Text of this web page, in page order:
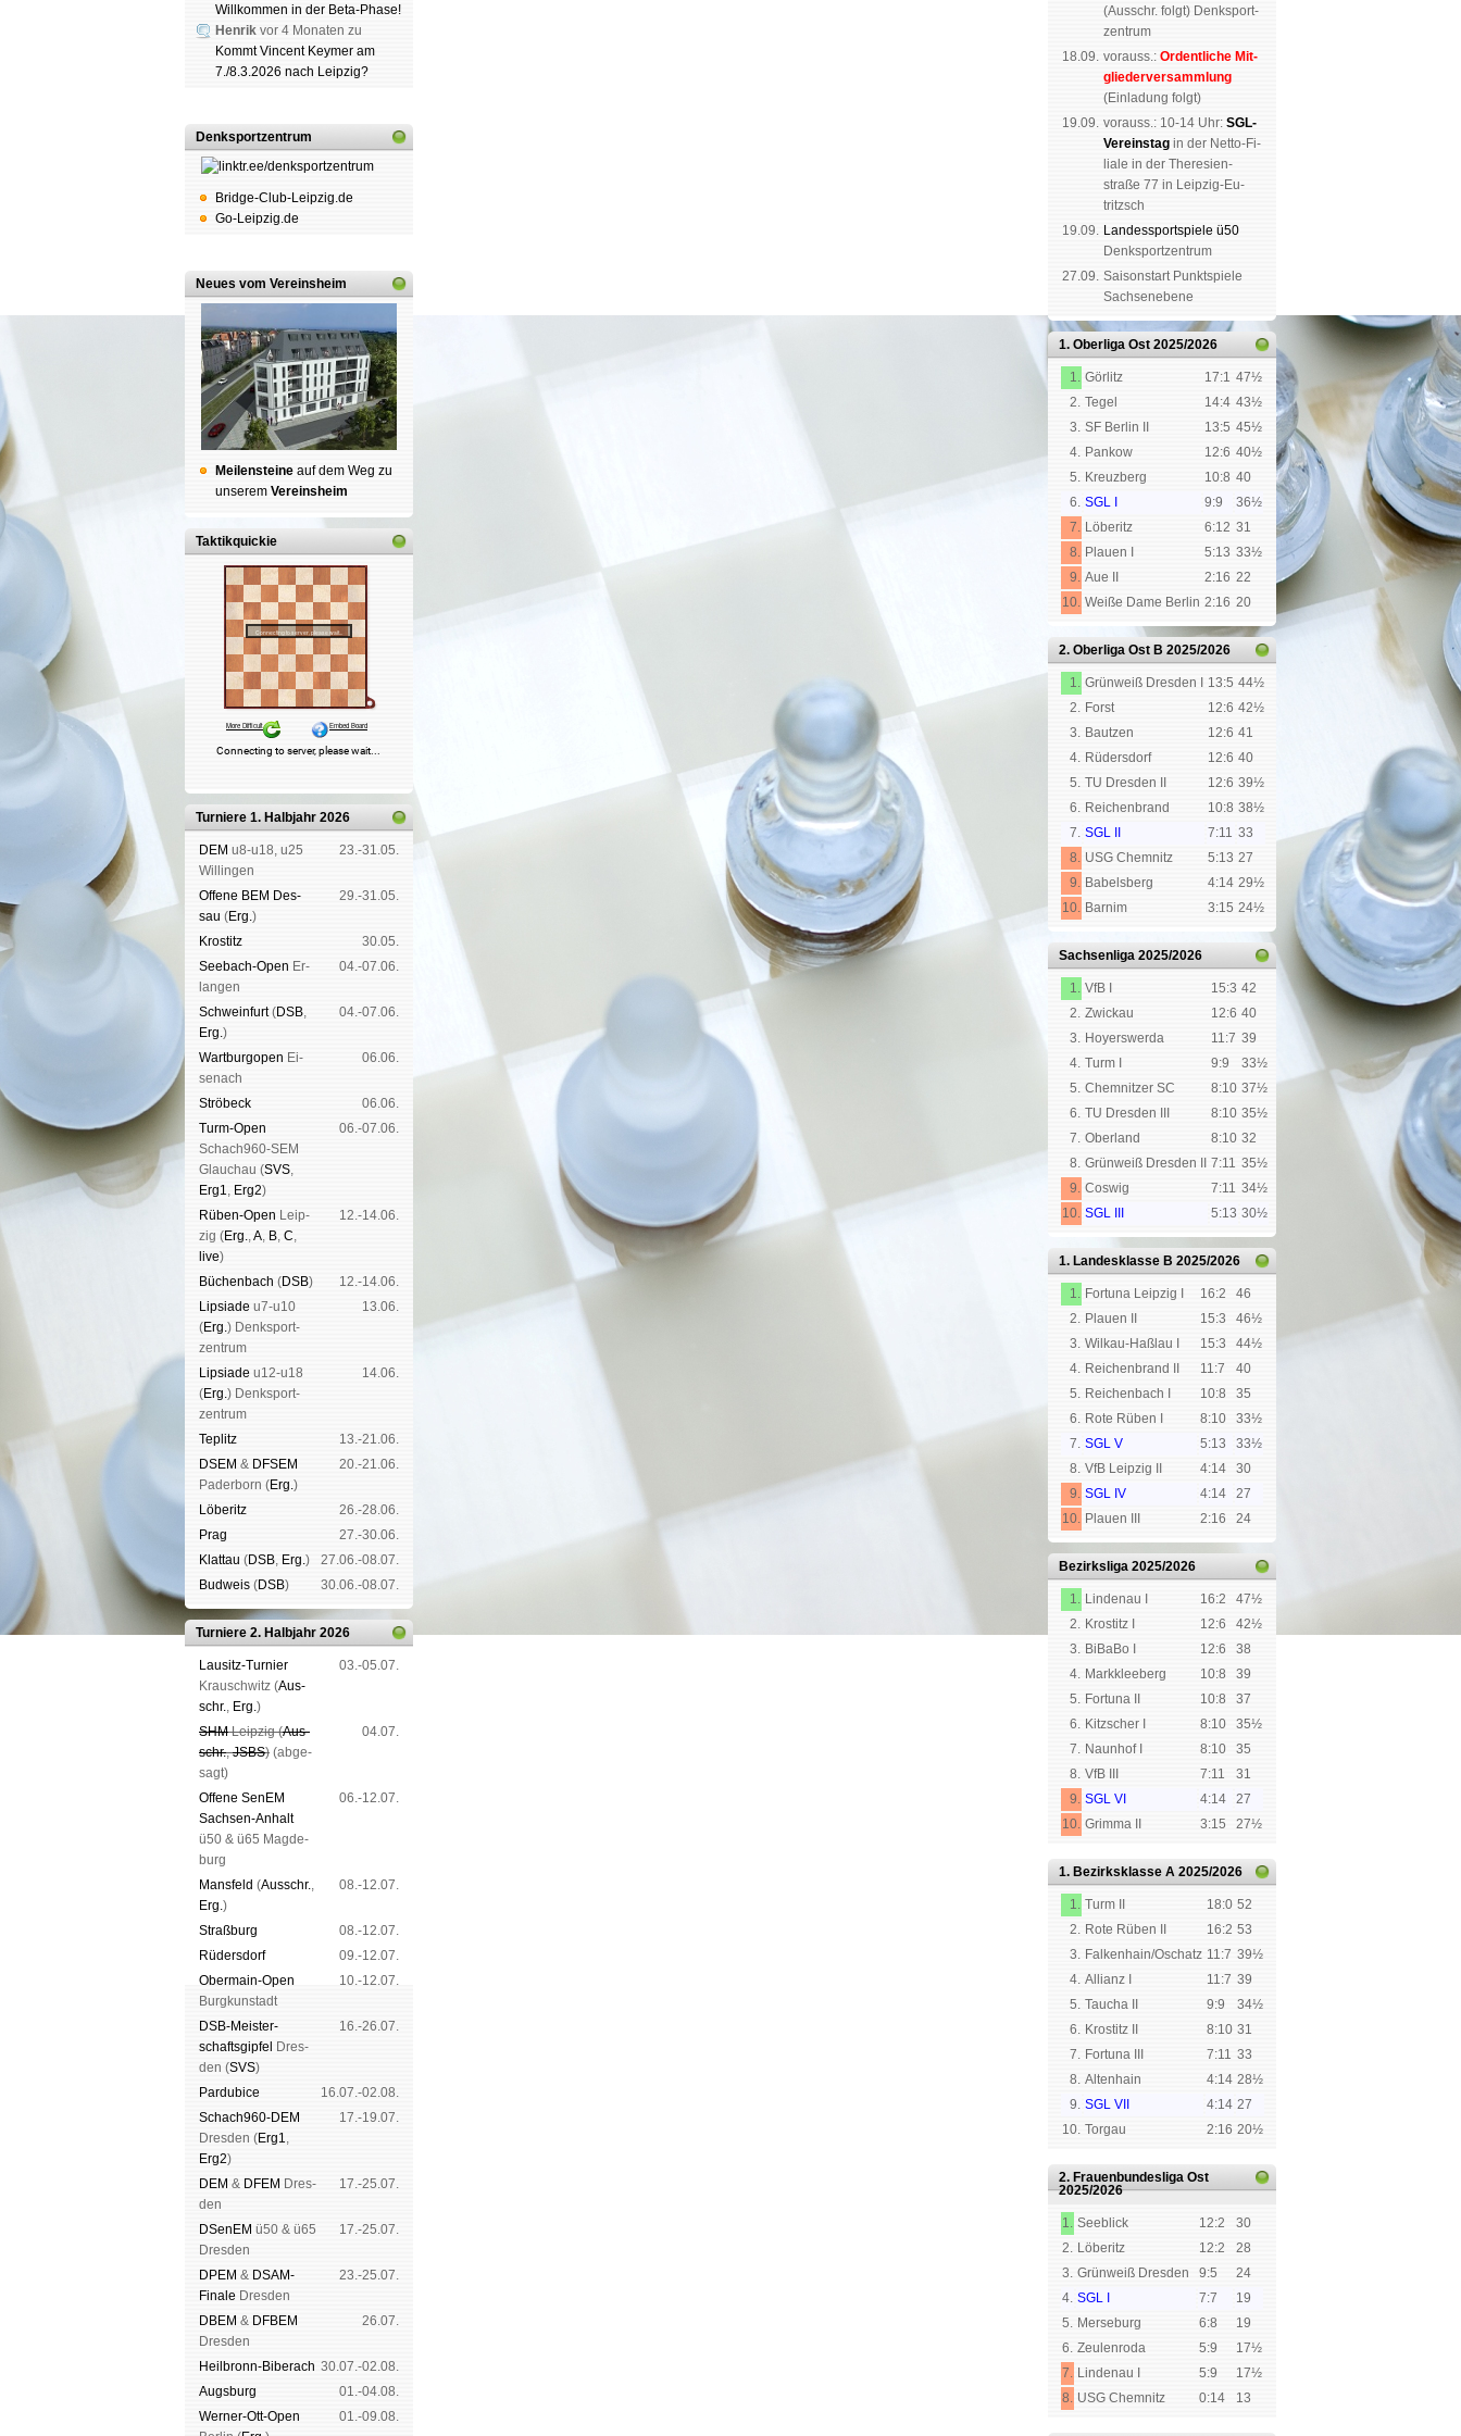
Willkommen in der Beta-Phase!
Henrik vor 4 Monaten zu
Kommt Vincent Keymer am
7./8.3.2026 nach Leipzig?
Denksportzentrum
Bridge-Club-Leipzig.de
Go-Leipzig.de
Neues vom Vereinsheim
Mei­len­stei­ne auf dem Weg zu
un­se­rem Ver­eins­heim
Taktikquickie
Turniere 1. Halbjahr 2026
DEM u8-u18, u25
Wil­lin­gen
23.-31.05.
Offene BEM Des­
sau (Erg.)
29.-31.05.
Kros­titz
30.05.
See­bach-Open Er­
lan­gen
04.-07.06.
Schwein­furt(DSB,
Erg.)
04.-07.06.
Wart­burg­open Ei­
se­nach
06.06.
Strö­beck
06.06.
Turm-Open
Schach960-SEM
Glau­chau (SVS,
Erg1, Erg2)
06.-07.06.
Rüben-Open Leip­
zig (Erg.,A, B, C,
live)
12.-14.06.
Büchen­bach (DSB)
12.-14.06.
Lipsiade u7-u10
(Erg.) Denk­sport­
zen­trum
13.06.
Lipsiade u12-u18
(Erg.) Denk­sport­
zen­trum
14.06.
Tep­litz
13.-21.06.
DSEM & DFSEM
Pader­born (Erg.)
20.-21.06.
Lö­be­ritz
26.-28.06.
Prag
27.-30.06.
Klat­tau (DSB, Erg.)
27.06.-08.07.
Bud­weis (DSB) 30.06.-08.07.
Turniere 2. Halbjahr 2026
Lau­sitz-Tur­nier
Krausch­witz (Aus­
schr., Erg.)
03.-05.07.
SHMLeip­zig (Aus­
schr.,JSBS) (ab­ge­
sagt)
04.07.
Offene SenEM
Sach­sen-An­halt
ü50 & ü65 Mag­de­
burg
06.-12.07.
Mans­feld (Aus­schr.,
Erg.)
08.-12.07.
Straß­burg
08.-12.07.
Rüders­dorf
09.-12.07.
Ober­main-Open
Burg­kun­stadt
10.-12.07.
DSB-Meister­
schafts­gipfel
Dres­
den (SVS)
16.-26.07.
Pardu­bice
16.07.-02.08.
Schach960-DEM
Dres­den (Erg1,
Erg2)
17.-19.07.
DEM & DFEM Dres­
den
17.-25.07.
DSenEM ü50 & ü65
Dres­den
17.-25.07.
DPEM & DSAM-
Finale Dres­den
23.-25.07.
DBEM & DFBEM
Dres­den
26.07.
Heil­bronn-Bi­ber­ach 30.07.-02.08.
Augs­burg
01.-04.08.
Werner-Ott-Open
01.-09.08.
(Aus­schr. folgt) Denk­sport­
zen­trum
18.09. vorauss.: Or­dent­li­che Mit­
glie­der­ver­samm­lung
(Ein­la­dung folgt)
19.09. vor­auss.: 10-14 Uhr: SGL-
Ver­eins­tag in der Netto-Fi­
li­a­le in der The­re­sien­
straße 77 in Leip­zig-Eu­
tritzsch
19.09. Landes­sport­spiele ü50
Denk­sport­zen­trum
27.09. Saison­start Punkt­spiele
Sachsen­ebene
1. Oberliga Ost 2025/2026
1. Görlitz 17:1 47½
2. Tegel 14:4 43½
3. SF Berlin II 13:5 45½
4. Pankow 12:6 40½
5. Kreuzberg 10:8 40
6. SGL I 9:9
36½
7. Löberitz 6:12 31
8. Plauen I 5:13 33½
9. Aue II 2:16 22
10. Weiße Dame Berlin 2:16 20
2. Oberliga Ost B 2025/2026
1. Grünweiß Dresden I 13:5 44½
2. Forst 12:6 42½
3. Bautzen 12:6 41
4. Rüdersdorf 12:6 40
5. TU Dresden II 12:6 39½
6. Reichenbrand 10:8 38½
7. SGL II 7:11 33
8. USG Chemnitz 5:13 27
9. Babelsberg 4:14 29½
10. Barnim 3:15 24½
Sachsenliga 2025/2026
1. VfB I 15:3 42
2. Zwickau 12:6 40
3. Hoyerswerda 11:7 39
4. Turm I 9:9
33½
5. Chemnitzer SC 8:10 37½
6. TU Dresden III 8:10 35½
7. Oberland 8:10 32
8. Grünweiß Dresden II 7:11 35½
9. Coswig 7:11 34½
10. SGL III 5:13 30½
1. Landesklasse B 2025/2026
1. Fortuna Leipzig I 16:2
46
2. Plauen II 15:3
46½
3. Wilkau-Haßlau I 15:3
44½
4. Reichenbrand II 11:7
40
5. Reichenbach I 10:8
35
6. Rote Rüben I 8:10
33½
7. SGL V 5:13
33½
8. VfB Leipzig II 4:14
30
9. SGL IV 4:14
27
10. Plauen III 2:16 24
Bezirksliga 2025/2026
1. Lindenau I 16:2
47½
2. Krostitz I 12:6
42½
3. BiBaBo I 12:6
38
4. Markkleeberg 10:8
39
5. Fortuna II 10:8
37
6. Kitzscher I 8:10
35½
7. Naunhof I 8:10
35
8. VfB III 7:11
31
9. SGL VI 4:14
27
10. Grimma II 3:15 27½
1. Bezirksklasse A 2025/2026
1. Turm II 18:0 52
2. Rote Rüben II 16:2 53
3. Falkenhain/Oschatz 11:7 39½
4. Allianz I 11:7 39
5. Taucha II 9:9
34½
6. Krostitz II 8:10 31
7. Fortuna III 7:11 33
8. Altenhain 4:14 28½
9. SGL VII 4:14 27
10. Torgau 2:16 20½
2. Frauenbundesliga Ost
2025/2026
1. Seeblick 12:2
30
2. Löberitz 12:2
28
3. Grünweiß Dresden 9:5
24
4. SGL I 7:7
19
5. Merseburg 6:8
19
6. Zeulenroda 5:9
17½
7. Lindenau I 5:9
17½
8. USG Chemnitz 0:14 13